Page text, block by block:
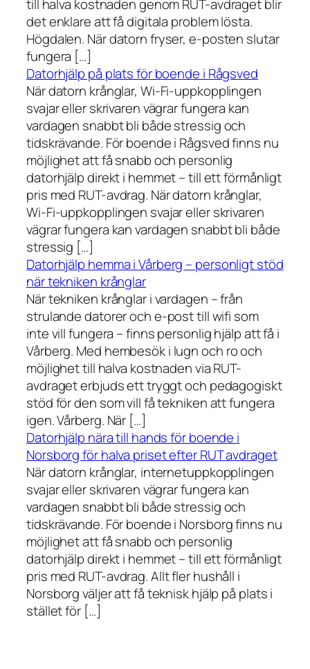
till halva kostnaden genom RUT-avdraget blir
det enklare att få digitala problem lösta.
Högdalen. När datorn fryser, e-posten slutar
fungera […]
Datorhjälp på plats för boende i Rågsved
När datorn krånglar, Wi-Fi-uppkopplingen
svajar eller skrivaren vägrar fungera kan
vardagen snabbt bli både stressig och
tidskrävande. För boende i Rågsved finns nu
möjlighet att få snabb och personlig
datorhjälp direkt i hemmet – till ett förmånligt
pris med RUT-avdrag. När datorn krånglar,
Wi-Fi-uppkopplingen svajar eller skrivaren
vägrar fungera kan vardagen snabbt bli både
stressig […]
Datorhjälp hemma i Vårberg – personligt stöd
när tekniken krånglar
När tekniken krånglar i vardagen – från
strulande datorer och e-post till wifi som
inte vill fungera – finns personlig hjälp att få i
Vårberg. Med hembesök i lugn och ro och
möjlighet till halva kostnaden via RUT-
avdraget erbjuds ett tryggt och pedagogiskt
stöd för den som vill få tekniken att fungera
igen. Vårberg. När […]
Datorhjälp nära till hands för boende i
Norsborg för halva priset efter RUT avdraget
När datorn krånglar, internetuppkopplingen
svajar eller skrivaren vägrar fungera kan
vardagen snabbt bli både stressig och
tidskrävande. För boende i Norsborg finns nu
möjlighet att få snabb och personlig
datorhjälp direkt i hemmet – till ett förmånligt
pris med RUT-avdrag. Allt fler hushåll i
Norsborg väljer att få teknisk hjälp på plats i
stället för […]